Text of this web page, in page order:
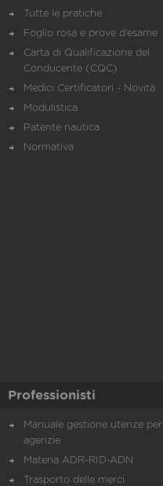
Tutte le pratiche
Foglio rosa e prove d’esame
Carta di Qualificazione del
Conducente (CQC)
Medici Certificatori - Novità
Modulistica
Patente nautica
Normativa
Professionisti
Manuale gestione utenze per
agenzie
Materia ADR-RID-ADN
Trasporto delle merci